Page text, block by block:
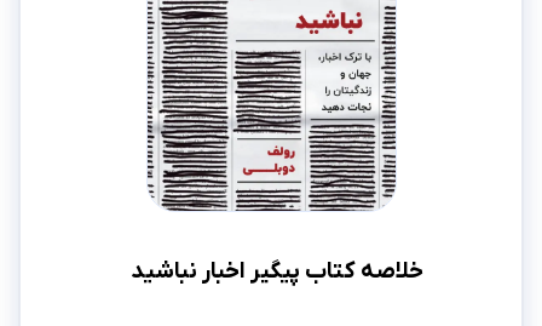
خلاصه کتاب پیگیر اخبار نباشید